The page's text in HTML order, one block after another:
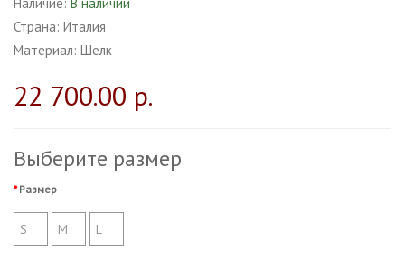
Страна: Италия
Материал: Шелк
22 700.00 р.
Выберите размер
Размер
S M L